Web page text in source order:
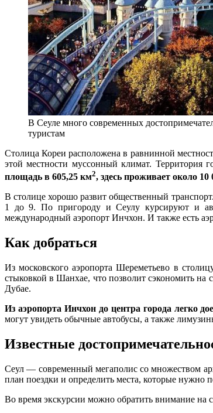
В Сеуле много современных
туристам
Столица Кореи расположена в равнинной
этой местности муссонный климат.
площадь в 605,25 км2, здесь проживает около 10
В столице хорошо развит общественный
1 до 9. По пригороду и Сеулу курсируют и
международный аэропорт Инчхон. И также есть
Как добраться
Из московского аэропорта Шереметьево в
стыковкой в Шанхае, что позволит сэкономить на
Дубае.
Из аэропорта Инчхон до центра города легко
могут увидеть обычные автобусы, а также
Известные
Сеул — современный мегаполис со множеством
план поездки и определить места, которые нужно
Во время экскурсии можно обратить внимание на